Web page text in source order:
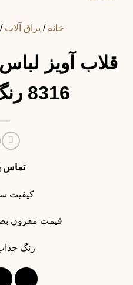
خانه / یراق آلات /
قلاب آویز
8316 رنگ مشکی
تماس
کیفیت
قیمت مقرون
رنگ